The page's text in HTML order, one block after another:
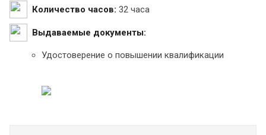
Количество часов: 32 часа
Выдаваемые документы:
Удостоверение о повышении квалификации